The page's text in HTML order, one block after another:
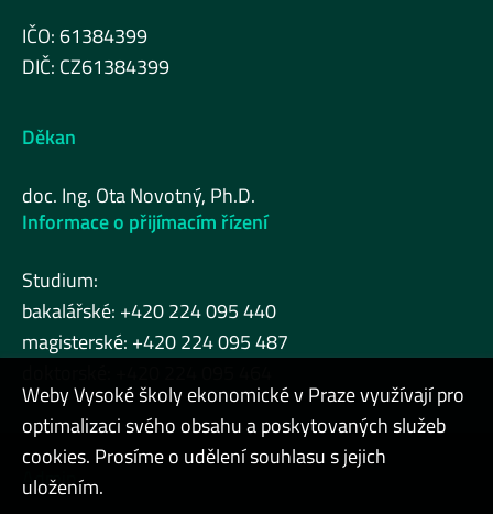
IČO: 61384399
DIČ: CZ61384399
Děkan
doc. Ing. Ota Novotný, Ph.D.
Informace o přijímacím řízení
Studium:
bakalářské: +420 224 095 440
magisterské: +420 224 095 487
Admin
Weby Vysoké školy ekonomické v Praze využívají pro
optimalizaci svého obsahu a poskytovaných služeb
cookies. Prosíme o udělení souhlasu s jejich
uložením.